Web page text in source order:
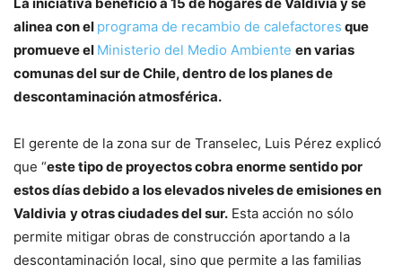
alinea con el programa de recambio de calefactores que
promueve el Ministerio del Medio Ambiente en varias
comunas del sur de Chile, dentro de los planes de
descontaminación atmosférica.
El gerente de la zona sur de Transelec, Luis Pérez explicó
que “este tipo de proyectos cobra enorme sentido por
estos días debido a los elevados niveles de emisiones en
Valdivia y otras ciudades del sur. Esta acción no sólo
permite mitigar obras de construcción aportando a la
descontaminación local, sino que permite a las familias